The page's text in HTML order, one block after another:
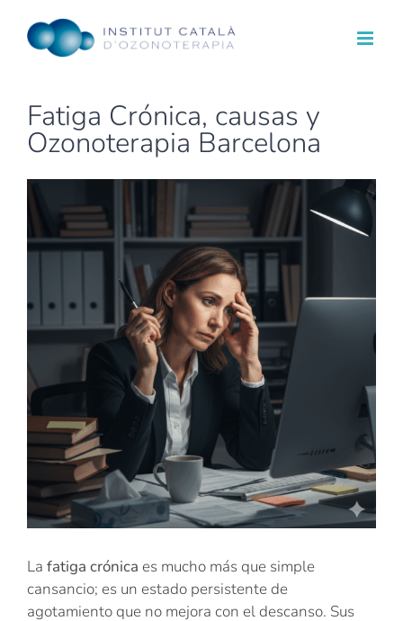
content
Fatiga Crónica, causas y
Ozonoterapia Barcelona
Larger
Image
La fatiga crónica es mucho más que simple
cansancio; es un estado persistente de
agotamiento que no mejora con el descanso. Sus